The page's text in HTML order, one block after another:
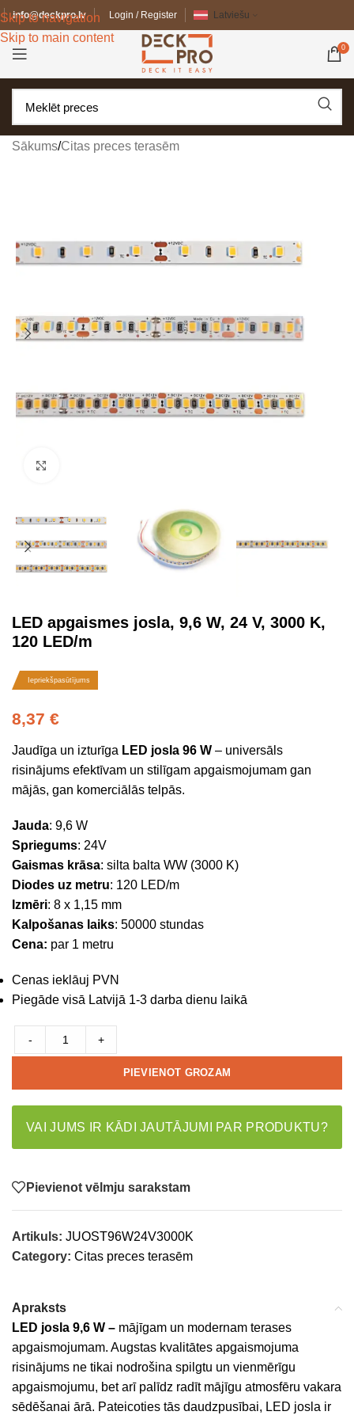
Skip to navigation
Skip to main content
info@deckpro.lv Login / Register Latviešu
0
Sākums/Citas preces terasēm
LED apgaismes josla, 9,6 W, 24 V, 3000 K,
120 LED/m
Iepriekšpasūtījums
8,37 €
Jaudīga un izturīga LED josla 96 W – universāls
risinājums efektīvam un stilīgam apgaismojumam gan
mājās, gan komerciālās telpās.
Jauda: 9,6 W
Spriegums: 24V
Gaismas krāsa: silta balta WW (3000 K)
Diodes uz metru: 120 LED/m
Izmēri: 8 x 1,15 mm
Kalpošanas laiks: 50000 stundas
Cena: par 1 metru
Cenas ieklāuj PVN
Piegāde visā Latvijā 1-3 darba dienu laikā
- +
PIEVIENOT GROZAM
VAI JUMS IR KĀDI JAUTĀJUMI PAR PRODUKTU?
Pievienot vēlmju sarakstam
Artikuls: JUOST96W24V3000K
Category: Citas preces terasēm
Apraksts
LED josla 9,6 W – mājīgam un modernam terases
apgaismojumam. Augstas kvalitātes apgaismojuma
risinājums ne tikai nodrošina spilgtu un vienmērīgu
apgaismojumu, bet arī palīdz radīt mājīgu atmosfēru vakara
sēdēšanai ārā. Pateicoties tās daudzpusībai, LED josla ir